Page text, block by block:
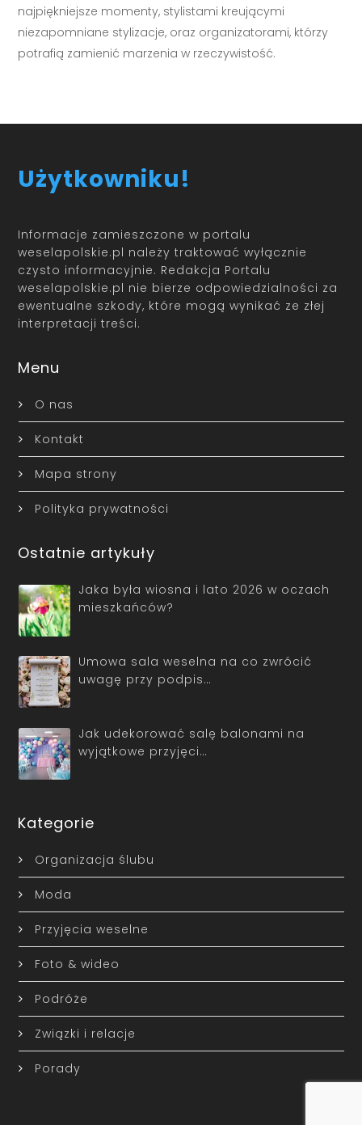
najpiękniejsze momenty, stylistami kreującymi
niezapomniane stylizacje, oraz organizatorami, którzy
potrafią zamienić marzenia w rzeczywistość.
Użytkowniku!
Informacje zamieszczone w portalu
weselapolskie.pl należy traktować wyłącznie
czysto informacyjnie. Redakcja Portalu
weselapolskie.pl nie bierze odpowiedzialności za
ewentualne szkody, które mogą wynikać ze złej
interpretacji treści.
Menu
O nas
Kontakt
Mapa strony
Polityka prywatności
Ostatnie artykuły
Jaka była wiosna i lato 2026 w oczach
mieszkańców?
Umowa sala weselna na co zwrócić
uwagę przy podpis…
Jak udekorować salę balonami na
wyjątkowe przyjęci…
Kategorie
Organizacja ślubu
Moda
Przyjęcia weselne
Foto & wideo
Podróże
Związki i relacje
Porady